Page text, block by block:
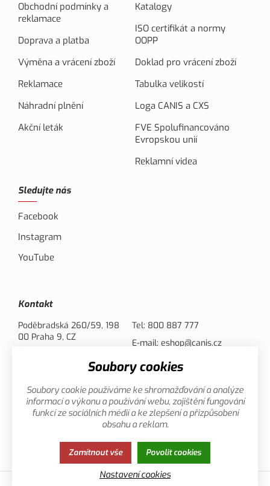
Obchodní podmínky a
reklamace
Doprava a platba
Výměna a vrácení zboží
Reklamace
Náhradní plnění
Akční leták
Katalogy
ISO certifikát a normy
OOPP
Doklad pro vrácení zboží
Tabulka velikostí
Loga CANIS a CXS
FVE Spolufinancováno
Evropskou unií
Reklamní videa
Sledujte nás
Facebook
Instagram
YouTube
Kontakt
Poděbradská 260/59, 198
00 Praha 9, CZ
Tel: 800 887 777
E-mail: eshop@canis.cz
Možnosti platby
Zásady ochrany osobních údajů
Soubory cookies
Soubory cookie používáme ke shromažďování a analýze
informací o výkonu a používání webu, zajištění fungování
funkcí ze sociálních médií a ke zlepšení a přizpůsobení
obsahu a reklam.
Zamítnout vše Povolit cookies
Nastavení cookies